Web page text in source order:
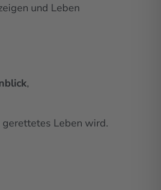
und Leben
,
gerettetes Leben wird.